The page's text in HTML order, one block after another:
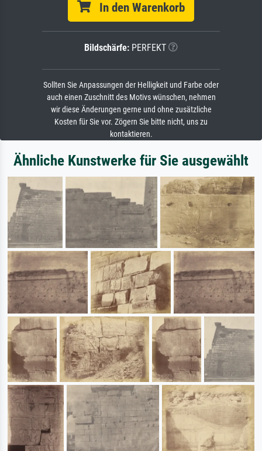
In den Warenkorb
Bildschärfe: PERFEKT
Sollten Sie Anpassungen der Helligkeit und Farbe oder
auch einen Zuschnitt des Motivs wünschen, nehmen
wir diese Änderungen gerne und ohne zusätzliche
Kosten für Sie vor. Zögern Sie bitte nicht, uns zu
kontaktieren.
Ähnliche Kunstwerke für Sie ausgewählt